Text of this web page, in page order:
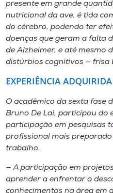
presente em grande
nutricional da ave, é tida
do cérebro, podendo ter
doenças que geram a falta
de Alzheimer, e até mesmo
distúrbios cognitivos — frisa
EXPERIÊNCIA
O acadêmico da sexta fase
Bruno De Lai, participou do
participação em pesquisas
profissional mais preparado
trabalho.
— A participação em
aprender a enfrentar o
conhecimentos na área em